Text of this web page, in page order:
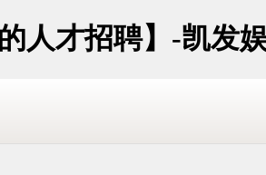
人才招聘】-凯发